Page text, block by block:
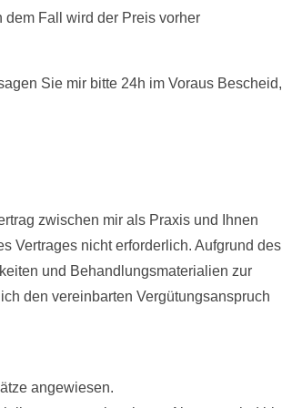
Fall wird der Preis vorher
Sie mir bitte 24h im Voraus Bescheid,
zwischen mir als Praxis und Ihnen
Vertrages nicht erforderlich. Aufgrund des
und Behandlungsmaterialien zur
den vereinbarten Vergütungsanspruch
angewiesen.